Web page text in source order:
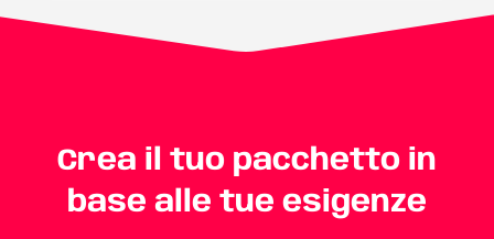
Crea il tuo pacchetto in
base alle tue esigenze